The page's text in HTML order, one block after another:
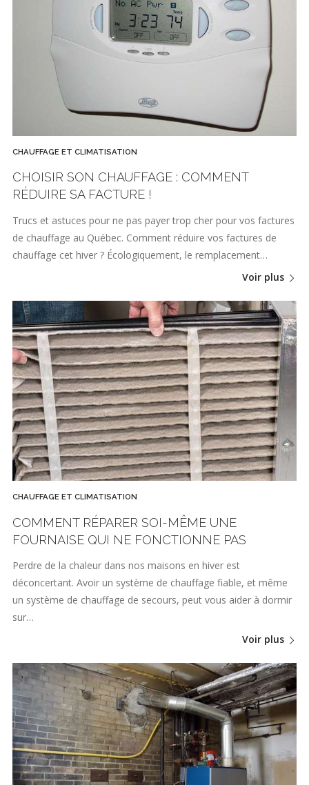
CHAUFFAGE ET CLIMATISATION
CHOISIR SON CHAUFFAGE : COMMENT
RÉDUIRE SA FACTURE !
Trucs et astuces pour ne pas payer trop cher pour vos factures
de chauffage au Québec. Comment réduire vos factures de
chauffage cet hiver ? Écologiquement, le remplacement…
Voir plus
CHAUFFAGE ET CLIMATISATION
COMMENT RÉPARER SOI-MÊME UNE
FOURNAISE QUI NE FONCTIONNE PAS
Perdre de la chaleur dans nos maisons en hiver est
déconcertant. Avoir un système de chauffage fiable, et même
un système de chauffage de secours, peut vous aider à dormir
sur…
Voir plus